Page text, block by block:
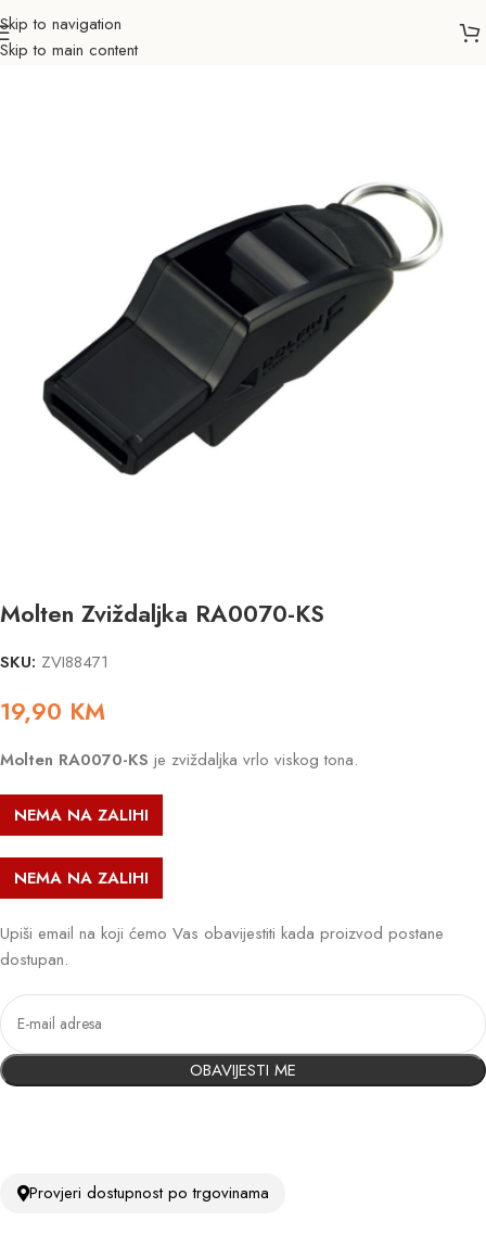
Skip to navigation
Skip to main content
Početna Sportovi
Molten Zviždaljka RA0070-KS
SKU: ZVI88471
19,90 KM
Molten RA0070-KS je zviždaljka vrlo viskog tona.
NEMA NA ZALIHI
NEMA NA ZALIHI
Upiši email na koji ćemo Vas obavijestiti kada proizvod postane
dostupan.
OBAVIJESTI ME
Provjeri dostupnost po trgovinama